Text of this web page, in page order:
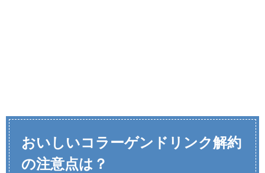
おいしいコラーゲンドリンク解約
の注意点は？